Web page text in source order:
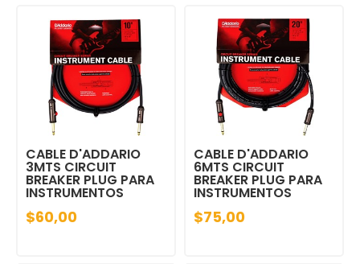
CABLE D'ADDARIO
3MTS CIRCUIT
BREAKER PLUG PARA
INSTRUMENTOS
$60,00
CABLE D'ADDARIO
6MTS CIRCUIT
BREAKER PLUG PARA
INSTRUMENTOS
$75,00